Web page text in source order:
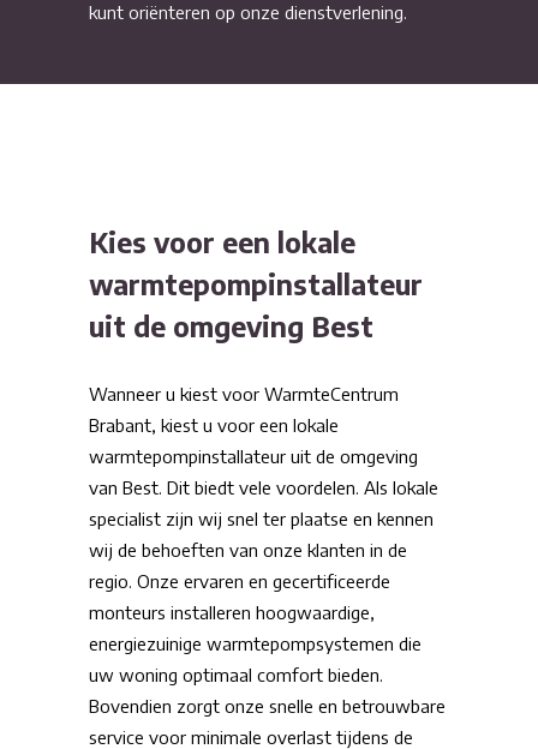
kunt oriënteren op onze dienstverlening.
Kies voor een lokale
warmtepompinstallateur
uit de omgeving Best
Wanneer u kiest voor WarmteCentrum
Brabant, kiest u voor een lokale
warmtepompinstallateur uit de omgeving
van Best. Dit biedt vele voordelen. Als lokale
specialist zijn wij snel ter plaatse en kennen
wij de behoeften van onze klanten in de
regio. Onze ervaren en gecertificeerde
monteurs installeren hoogwaardige,
energiezuinige warmtepompsystemen die
uw woning optimaal comfort bieden.
Bovendien zorgt onze snelle en betrouwbare
service voor minimale overlast tijdens de